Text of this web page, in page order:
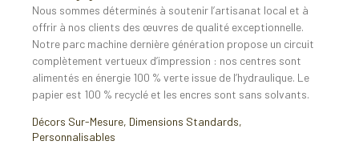
Nous sommes déterminés à soutenir l’artisanat local et à
offrir à nos clients des œuvres de qualité exceptionnelle.
Notre parc machine dernière génération propose un circuit
complètement vertueux d’impression : nos centres sont
alimentés en énergie 100 % verte issue de l’hydraulique. Le
papier est 100 % recyclé et les encres sont sans solvants.
Décors Sur-Mesure, Dimensions Standards,
Personnalisables